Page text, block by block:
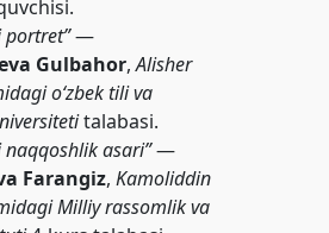
portret”—
Gulbahor,Alisher
o‘zbek tili va
talabasi.
naqqoshlik asari”—
Farangiz,Kamoliddin
Milliy rassomlik va